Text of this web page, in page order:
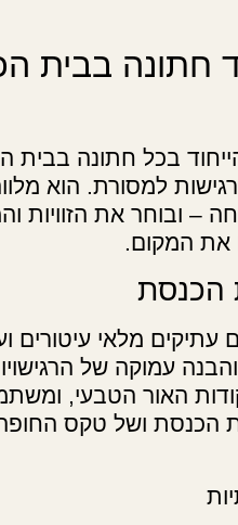
חתונה בבית
בכל חתונה
למסורת. הוא
– ובוחר את הזוויות
את המקום.
הכנסת
מלאי עיטורים
עמוקה של
האור הטבעי,
הכנסת ושל טקס